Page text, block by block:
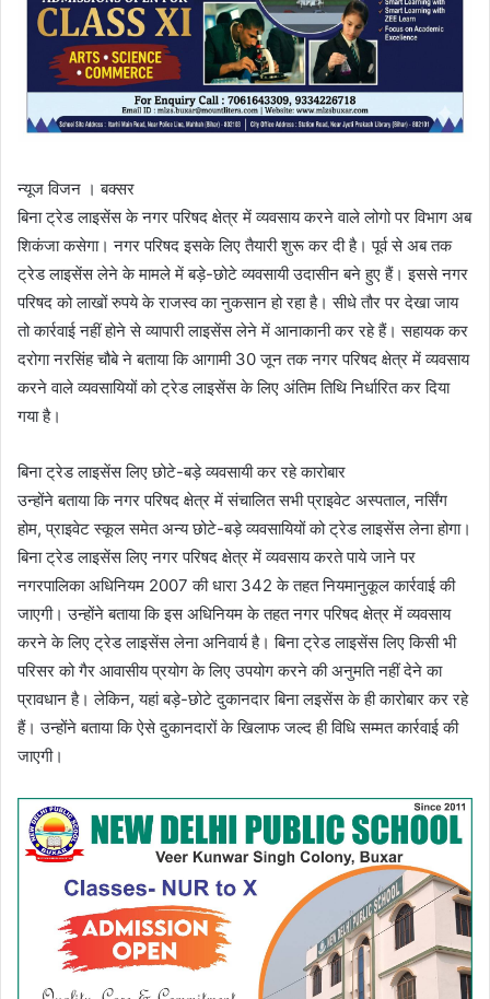
न्यूज विजन । बक्सर
बिना ट्रेड लाइसेंस के नगर परिषद क्षेत्र में व्यवसाय करने वाले लोगो पर विभाग अब
शिकंजा कसेगा। नगर परिषद इसके लिए तैयारी शुरू कर दी है। पूर्व से अब तक
ट्रेड लाइसेंस लेने के मामले में बड़े-छोटे व्यवसायी उदासीन बने हुए हैं। इससे नगर
परिषद को लाखों रुपये के राजस्व का नुकसान हो रहा है। सीधे तौर पर देखा जाय
तो कार्रवाई नहीं होने से व्यापारी लाइसेंस लेने में आनाकानी कर रहे हैं। सहायक कर
दरोगा नरसिंह चौबे ने बताया कि आगामी 30 जून तक नगर परिषद क्षेत्र में व्यवसाय
करने वाले व्यवसायियों को ट्रेड लाइसेंस के लिए अंतिम तिथि निर्धारित कर दिया
गया है।
बिना ट्रेड लाइसेंस लिए छोटे-बड़े व्यवसायी कर रहे कारोबार
उन्होंने बताया कि नगर परिषद क्षेत्र में संचालित सभी प्राइवेट अस्पताल, नर्सिंग
होम, प्राइवेट स्कूल समेत अन्य छोटे-बड़े व्यवसायियों को ट्रेड लाइसेंस लेना होगा।
बिना ट्रेड लाइसेंस लिए नगर परिषद क्षेत्र में व्यवसाय करते पाये जाने पर
नगरपालिका अधिनियम 2007 की धारा 342 के तहत नियमानुकूल कार्रवाई की
जाएगी। उन्होंने बताया कि इस अधिनियम के तहत नगर परिषद क्षेत्र में व्यवसाय
करने के लिए ट्रेड लाइसेंस लेना अनिवार्य है। बिना ट्रेड लाइसेंस लिए किसी भी
परिसर को गैर आवासीय प्रयोग के लिए उपयोग करने की अनुमति नहीं देने का
प्रावधान है। लेकिन, यहां बड़े-छोटे दुकानदार बिना लइसेंस के ही कारोबार कर रहे
हैं। उन्होंने बताया कि ऐसे दुकानदारों के खिलाफ जल्द ही विधि सम्मत कार्रवाई की
जाएगी।